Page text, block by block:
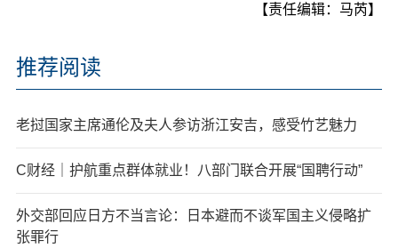
【责任编辑：马芮】
推荐阅读
老挝国家主席通伦及夫人参访浙江安吉，感受竹艺魅力
C财经｜护航重点群体就业！八部门联合开展“国聘行动”
外交部回应日方不当言论：日本避而不谈军国主义侵略扩
张罪行